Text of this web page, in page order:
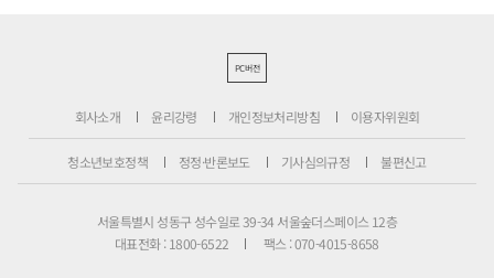
PC버전
회사소개 윤리강령 개인정보처리방침 이용자위원회
청소년보호정책 정정·반론보도 기사심의규정 불편신고
서울특별시 성동구 성수일로 39-34 서울숲더스페이스 12층
대표전화 : 1800-6522
팩스 : 070-4015-8658